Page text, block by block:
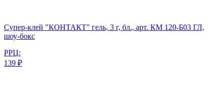
Супер-клей "КОНТАКТ" гель, 3 г, бл., арт. КМ 120-Б03 ГЛ,
шоу-бокс
РРЦ:
139 ₽